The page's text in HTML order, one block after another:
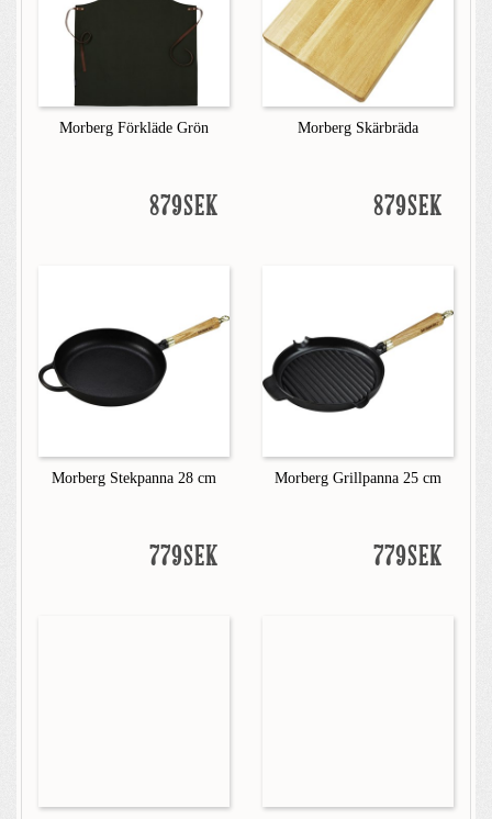
Morberg Förkläde Grön
879SEK
Morberg Skärbräda
879SEK
Morberg Stekpanna 28 cm
779SEK
Morberg Grillpanna 25 cm
779SEK